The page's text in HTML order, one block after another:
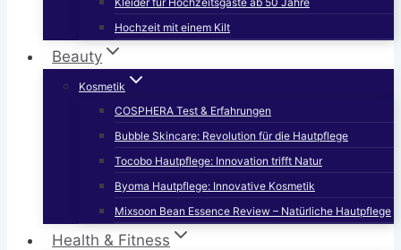
Hochzeit mit einem Kilt
Beauty
Kosmetik
COSPHERA Test & Erfahrungen
Bubble Skincare: Revolution für die Hautpflege
Tocobo Hautpflege: Innovation trifft Natur
Byoma Hautpflege: Innovative Kosmetik
Mixsoon Bean Essence Review – Natürliche Hautpflege
Health & Fitness